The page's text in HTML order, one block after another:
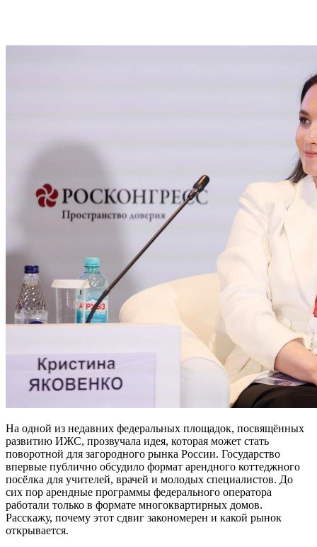
На одной из недавних федеральных площадок, посвящённых
развитию ИЖС, прозвучала идея, которая может стать
поворотной для загородного рынка России. Государство
впервые публично обсудило формат арендного коттеджного
посёлка для учителей, врачей и молодых специалистов. До
сих пор арендные программы федерального оператора
работали только в формате многоквартирных домов.
Расскажу, почему этот сдвиг закономерен и какой рынок
открывается.